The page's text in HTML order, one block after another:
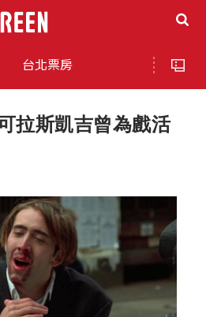
台北票房
拉斯凱吉曾為戲活